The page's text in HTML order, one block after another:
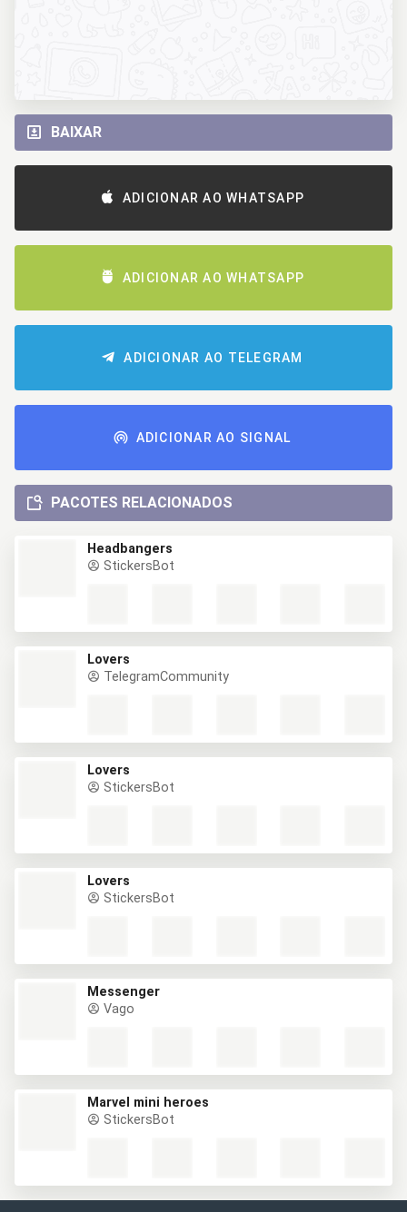
BAIXAR
ADICIONAR AO WHATSAPP
ADICIONAR AO WHATSAPP
ADICIONAR AO TELEGRAM
ADICIONAR AO SIGNAL
PACOTES RELACIONADOS
Headbangers
StickersBot
Lovers
TelegramCommunity
Lovers
StickersBot
Lovers
StickersBot
Messenger
Vago
Marvel mini heroes
StickersBot